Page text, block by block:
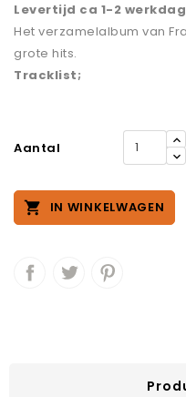
Levertijd ca 1-2
Het verzamelalbum van
grote hits.
Tracklist;
Aantal
 IN WINKELWAGEN